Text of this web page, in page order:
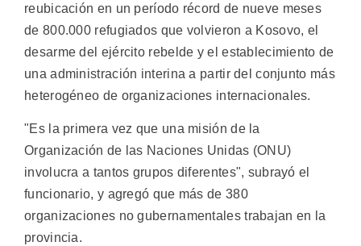
reubicación en un período récord de nueve meses
de 800.000 refugiados que volvieron a Kosovo, el
desarme del ejército rebelde y el establecimiento de
una administración interina a partir del conjunto más
heterogéneo de organizaciones internacionales.
"Es la primera vez que una misión de la
Organización de las Naciones Unidas (ONU)
involucra a tantos grupos diferentes", subrayó el
funcionario, y agregó que más de 380
organizaciones no gubernamentales trabajan en la
provincia.